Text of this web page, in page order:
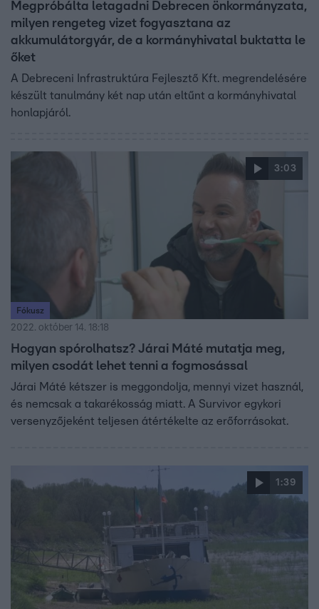
Megpróbálta letagadni Debrecen önkormányzata,
milyen rengeteg vizet fogyasztana az
akkumulátorgyár, de a kormányhivatal buktatta le
őket
A Debreceni Infrastruktúra Fejlesztő Kft. megrendelésére
készült tanulmány két nap után eltűnt a kormányhivatal
honlapjáról.
3:03
Fókusz
2022. október 14. 18:18
Hogyan spórolhatsz? Járai Máté mutatja meg,
milyen csodát lehet tenni a fogmosással
Járai Máté kétszer is meggondolja, mennyi vizet használ,
és nemcsak a takarékosság miatt. A Survivor egykori
versenyzőjeként teljesen átértékelte az erőforrásokat.
1:39